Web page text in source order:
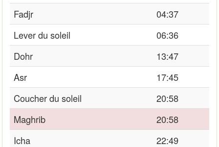
Fadjr
04:37
Lever du soleil
06:36
Dohr
13:47
Asr
17:45
Coucher du soleil
20:58
Maghrib
20:58
Icha
22:49